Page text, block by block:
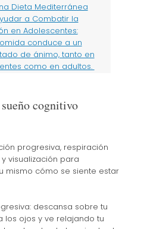
Dieta Mediterránea
a Combatir la
en Adolescentes:
conduce a un
de ánimo, tanto en
como en adultos.
cognitivo
progresiva, respiración
visualización para
mismo cómo se siente estar
descansa sobre tu
los ojos y ve relajando tu